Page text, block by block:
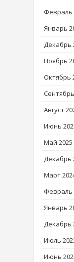
Февраль
Январь
Декабрь
Ноябрь
Октябрь
Август
Июнь
Май 2025
Декабрь
Март
Февраль
Январь
Декабрь
Июль
Июнь